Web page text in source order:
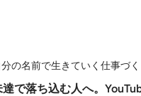
分の名前で生きていく仕事づ
で落ち込む人へ。